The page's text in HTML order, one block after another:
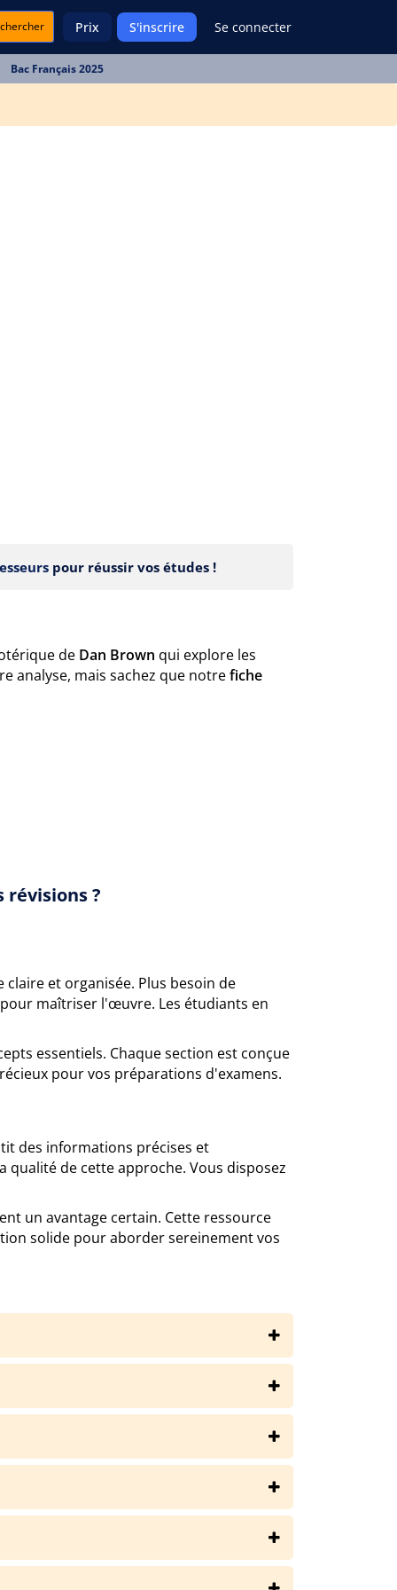
Prix S'inscrire Se connecter
Bac Français 2025
pour réussir vos études !
de Dan Brown qui explore les
analyse, mais sachez que notrefiche
révisions ?
et organisée. Plus besoin de
maîtriser l'œuvre. Les étudiants en
essentiels. Chaque section est conçue
pour vos préparations d'examens.
des informations précises et
de cette approche. Vous disposez
un avantage certain. Cette ressource
solide pour aborder sereinement vos